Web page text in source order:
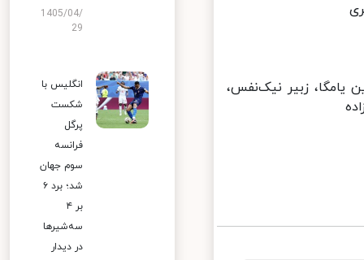
زبیر نیک‌نفس،
1405/04/
29
انگلیس با
شکست
پرگل
فرانسه
سوم جهان
شد؛ برد ۶
بر ۴
سه‌شیرها
در دیدار